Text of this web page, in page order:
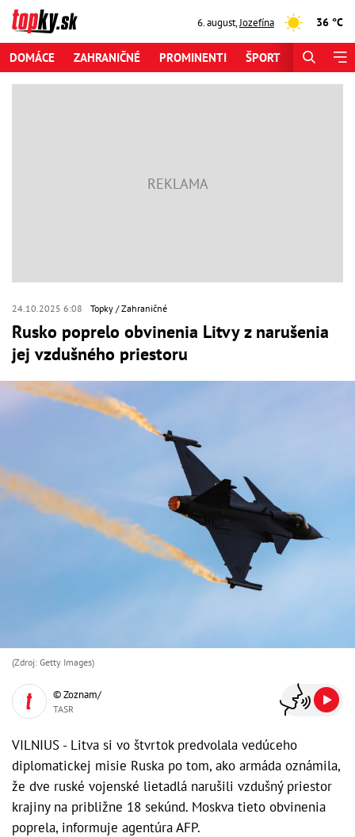
6. august,Jozefína 36 °C
DOMÁCE ZAHRANIČNÉ PROMINENTI ŠPORT
24.10.2025 6:08 Topky Zahraničné
Rusko poprelo obvinenia Litvy z narušenia
jej vzdušného priestoru
(Zdroj: Getty Images)
© Zoznam/
TASR
VILNIUS - Litva si vo štvrtok predvolala vedúceho
diplomatickej misie Ruska po tom, ako armáda oznámila,
že dve ruské vojenské lietadlá narušili vzdušný priestor
krajiny na približne 18 sekúnd. Moskva tieto obvinenia
poprela, informuje agentúra AFP.